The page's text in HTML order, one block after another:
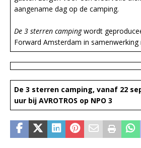
aangename dag op de camping.
De 3 sterren campingwordt
Forward Amsterdam in samenwerking
De 3 sterren camping, vanaf 22
uur bij AVROTROS op NPO 3